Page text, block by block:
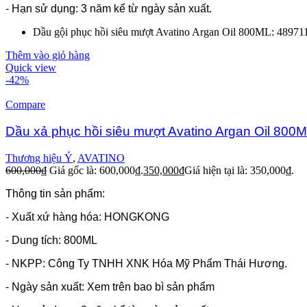
- Hạn sử dụng: 3 năm kể từ ngày sản xuất.
Dầu gội phục hồi siêu mượt Avatino Argan Oil 800ML:
Thêm vào giỏ hàng
Quick view
-42%
Compare
Dầu xả phục hồi siêu mượt Avatino Argan Oil
Thương hiệu Ý, AVATINO
600,000₫ Giá gốc là: 600,000₫.350,000₫Giá hiện tại là: 350,000₫.
Thông tin sản phẩm:
- Xuất xứ hàng hóa: HONGKONG
- Dung tích: 800ML
- NKPP: Công Ty TNHH XNK Hóa Mỹ Phẩm Thái Hương.
- Ngày sản xuất: Xem trên bao bì sản phẩm